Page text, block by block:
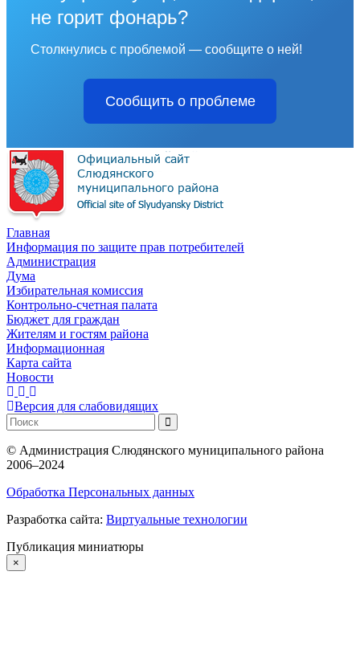
не горит фонарь?
Столкнулись с проблемой — сообщите о ней!
Сообщить о проблеме
Главная
Информация по защите прав потребителей
Администрация
Дума
Избирательная комиссия
Контрольно-счетная палата
Бюджет для граждан
Жителям и гостям района
Информационная
Карта сайта
Новости
Версия для слабовидящих
© Администрация Слюдянского муниципального района
2006–2024
Обработка Персональных данных
Разработка сайта: Виртуальные технологии
Публикация миниатюры
×